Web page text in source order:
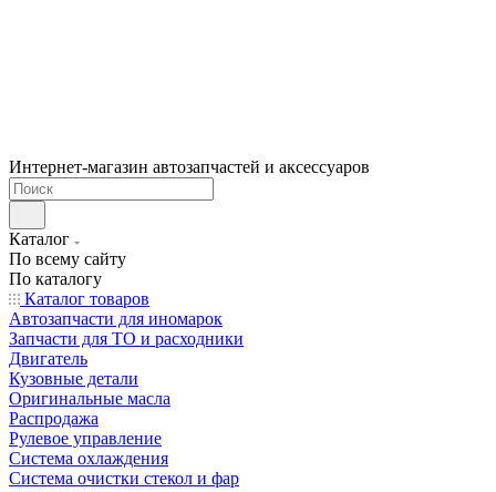
Интернет-магазин автозапчастей и аксессуаров
Каталог
По всему сайту
По каталогу
Каталог товаров
Автозапчасти для иномарок
Запчасти для ТО и расходники
Двигатель
Кузовные детали
Оригинальные масла
Распродажа
Рулевое управление
Система охлаждения
Система очистки стекол и фар